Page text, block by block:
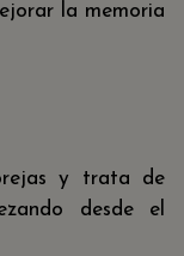
la memoria
y trata de
desde el